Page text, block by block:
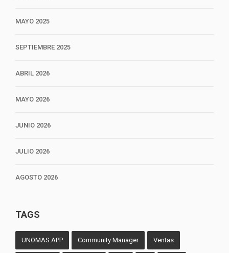
MAYO 2025
SEPTIEMBRE 2025
ABRIL 2026
MAYO 2026
JUNIO 2026
JULIO 2026
AGOSTO 2026
TAGS
UNOMAS.APP Community Manager Ventas